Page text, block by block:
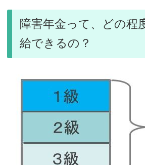
障害年金って、どの程
給できるの？